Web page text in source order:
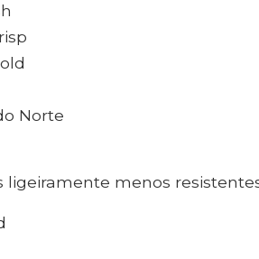
Norte
ligeiramente menos